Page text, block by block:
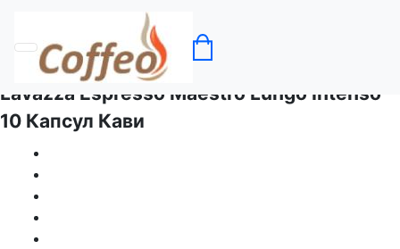
Кава в капсулах Lavazza
Lavazza Espresso Maestro Lungo Intenso -
10 Капсул Кави